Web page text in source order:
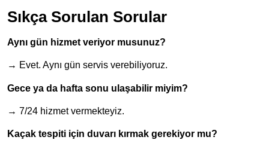
Sıkça Sorulan Sorular
Aynı gün hizmet veriyor musunuz?
→ Evet. Aynı gün servis verebiliyoruz.
Gece ya da hafta sonu ulaşabilir miyim?
→ 7/24 hizmet vermekteyiz.
Kaçak tespiti için duvarı kırmak gerekiyor mu?